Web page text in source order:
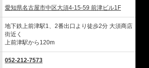
愛知県名古屋市中区大須4-15-59 前津ビル1F
地下鉄上前津駅1、2番出口より徒歩2分 大須商店
街近く
上前津駅から120m
052-212-7573